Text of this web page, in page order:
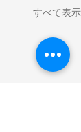
すべて表示